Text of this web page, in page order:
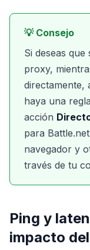
💡 Consejo
Si deseas
proxy,
directamente,
haya una
acción
para
navegador y
través de tu
Ping y
impacto